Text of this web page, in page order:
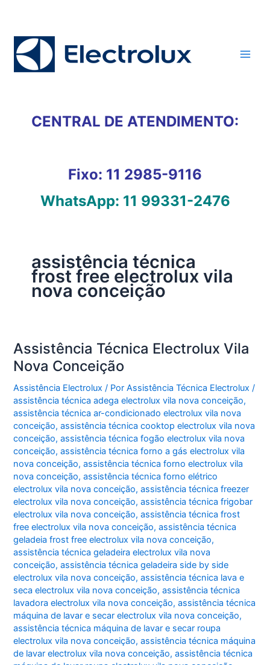
conteúdo
CENTRAL DE ATENDIMENTO:
Fixo: 11 2985-9116
WhatsApp: 11 99331-2476
assistência técnica
frost free electrolux vila
nova conceição
Assistência Técnica Electrolux Vila
Nova Conceição
Assistência Electrolux / PorAssistência Técnica Electrolux/
assistência técnica adega electrolux vila nova conceição,
assistência técnica ar-condicionado electrolux vila nova
conceição,assistência técnica cooktop electrolux vila nova
conceição,assistência técnica fogão electrolux vila nova
conceição,assistência técnica forno a gás electrolux vila
nova conceição,assistência técnica forno electrolux vila
nova conceição,assistência técnica forno elétrico
electrolux vila nova conceição,assistência técnica freezer
electrolux vila nova conceição,assistência técnica frigobar
electrolux vila nova conceição,assistência técnica frost
free electrolux vila nova conceição,assistência técnica
geladeia frost free electrolux vila nova conceição,
assistência técnica geladeira electrolux vila nova
conceição,assistência técnica geladeira side by side
electrolux vila nova conceição,assistência técnica lava e
seca electrolux vila nova conceição,assistência técnica
lavadora electrolux vila nova conceição,assistência técnica
máquina de lavar e secar electrolux vila nova conceição,
assistência técnica máquina de lavar e secar roupa
electrolux vila nova conceição,assistência técnica máquina
de lavar electrolux vila nova conceição,assistência técnica